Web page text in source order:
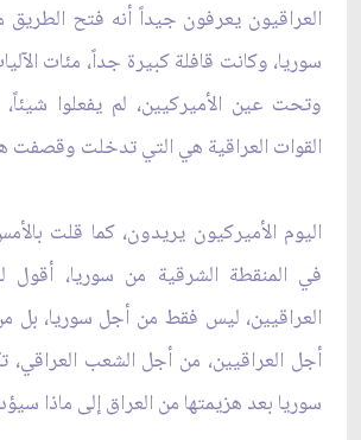
العراقيون يعرفون جيداً أنه فتح الطريق
سوريا، وكانت قافلة كبيرة جداً، مئات
وتحت عين الأميركيين، لم يفعلوا شيئاً،
القوات العراقية هي التي تدخلت وقصفت
اليوم الأميركيون يريدون، كما قلت
في المنقطة الشرقية من سوريا، أقول
العراقيين، ليس فقط من أجل سوريا، بل
أجل العراقيين، من أجل الشعب
سوريا بعد هزيمتها من العراق إلى ماذا